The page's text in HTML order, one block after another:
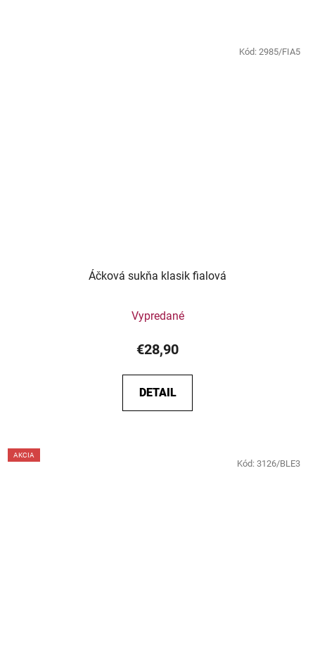
Áčková sukňa klasik fialová
Vypredané
€28,90
DETAIL
Kód: 2985/FIA5
AKCIA
Kód: 3126/BLE3